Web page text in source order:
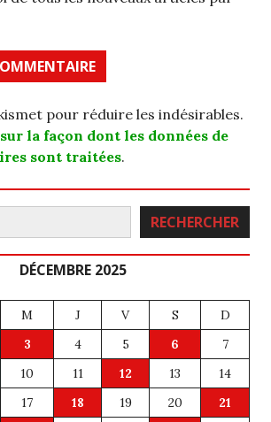
pour réduire les indésirables.
la façon dont les données de
sont traitées.
RECHERCHER
DÉCEMBRE 2025
M J V S
D
3 4 5 6
7
10 11 12 13
14
17 18 19 20
21